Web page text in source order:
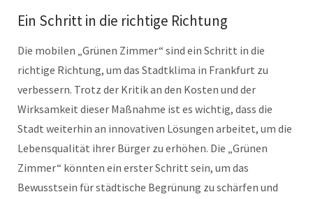
Ein Schritt in die richtige Richtung
Die mobilen „Grünen Zimmer“ sind ein Schritt in die
richtige Richtung, um das Stadtklima in Frankfurt zu
verbessern. Trotz der Kritik an den Kosten und der
Wirksamkeit dieser Maßnahme ist es wichtig, dass die
Stadt weiterhin an innovativen Lösungen arbeitet, um die
Lebensqualität ihrer Bürger zu erhöhen. Die „Grünen
Zimmer“ könnten ein erster Schritt sein, um das
Bewusstsein für städtische Begrünung zu schärfen und